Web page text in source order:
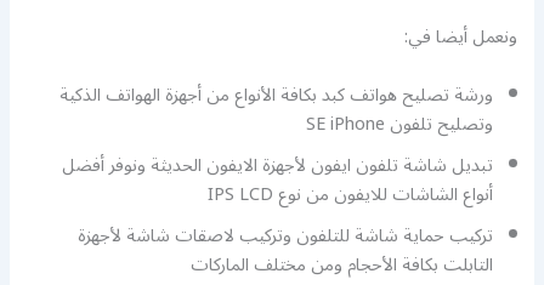
ونعمل أيضا في:
ورشة تصليح هواتف كبد بكافة الأنواع من أجهزة الهواتف الذكية
وتصليح تلفون SE iPhone
تبديل شاشة تلفون ايفون لأجهزة الايفون الحديثة ونوفر أفضل
أنواع الشاشات للايفون من نوع IPS LCD
تركيب حماية شاشة للتلفون وتركيب لاصقات شاشة لأجهزة
التابلت بكافة الأحجام ومن مختلف الماركات